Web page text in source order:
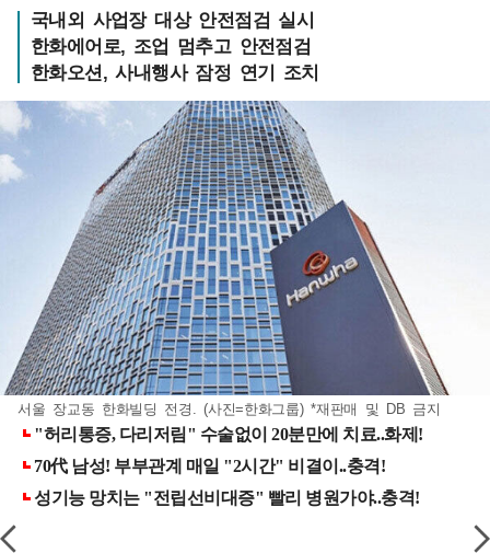
국내외 사업장 대상 안전점검 실시
한화에어로, 조업 멈추고 안전점검
한화오션, 사내행사 잠정 연기 조치
서울 장교동 한화빌딩 전경. (사진=한화그룹) *재판매 및 DB 금지